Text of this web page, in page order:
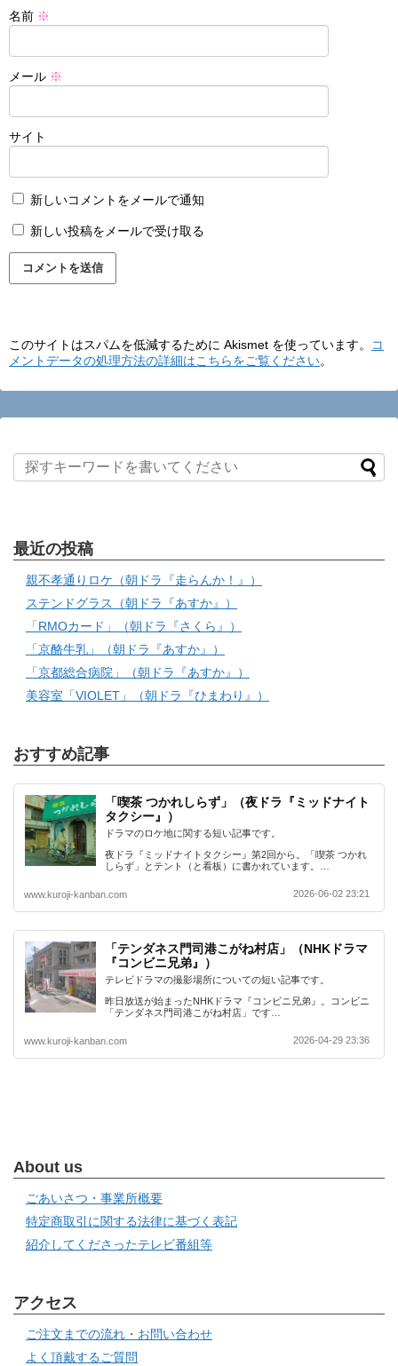
名前 ※
メール ※
サイト
新しいコメントをメールで通知
新しい投稿をメールで受け取る
このサイトはスパムを低減するために Akismet を使っています。
コ
メントデータの処理方法の詳細はこちらをご覧ください。
最近の投稿
親不孝通りロケ（朝ドラ『走らんか！』）
ステンドグラス（朝ドラ『あすか』）
「RMOカード」（朝ドラ『さくら』）
「京酪牛乳」（朝ドラ『あすか』）
「京都総合病院」（朝ドラ『あすか』）
美容室「VIOLET」（朝ドラ『ひまわり』）
おすすめ記事
「喫茶 つかれしらず」（夜ドラ『ミッドナイト
タクシー』）
ドラマのロケ地に関する短い記事です。
夜ドラ『ミッドナイトタクシー』第2回から。「喫茶 つかれ
しらず」とテント（と看板）に書かれています。…
www.kuroji-kanban.com 2026-06-02 23:21
「テンダネス門司港こがね村店」（NHKドラマ
『コンビニ兄弟』）
テレビドラマの撮影場所についての短い記事です。
昨日放送が始まったNHKドラマ『コンビニ兄弟』。コンビニ
「テンダネス門司港こがね村店」です…
www.kuroji-kanban.com 2026-04-29 23:36
About us
ごあいさつ・事業所概要
特定商取引に関する法律に基づく表記
紹介してくださったテレビ番組等
アクセス
ご注文までの流れ・お問い合わせ
よく頂戴するご質問